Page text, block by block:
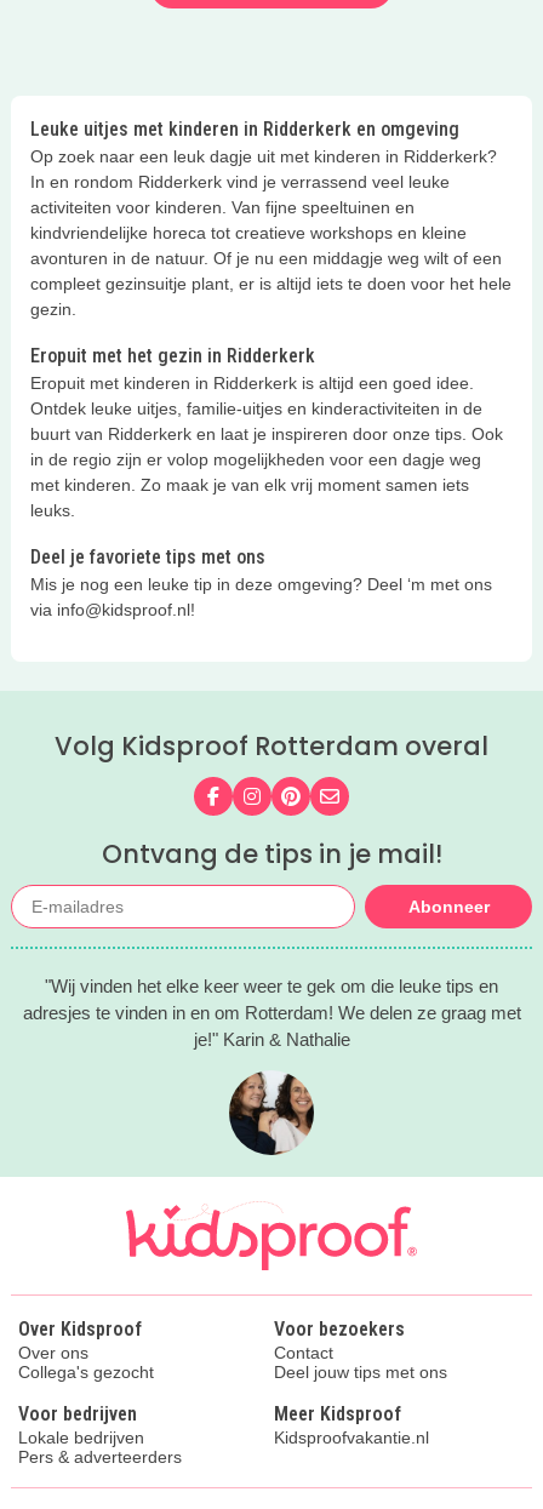
Leuke uitjes met kinderen in Ridderkerk en omgeving
Op zoek naar een leuk dagje uit met kinderen in Ridderkerk?
In en rondom Ridderkerk vind je verrassend veel leuke
activiteiten voor kinderen. Van fijne speeltuinen en
kindvriendelijke horeca tot creatieve workshops en kleine
avonturen in de natuur. Of je nu een middagje weg wilt of een
compleet gezinsuitje plant, er is altijd iets te doen voor het hele
gezin.
Eropuit met het gezin in Ridderkerk
Eropuit met kinderen in Ridderkerk is altijd een goed idee.
Ontdek leuke uitjes, familie-uitjes en kinderactiviteiten in de
buurt van Ridderkerk en laat je inspireren door onze tips. Ook
in de regio zijn er volop mogelijkheden voor een dagje weg
met kinderen. Zo maak je van elk vrij moment samen iets
leuks.
Deel je favoriete tips met ons
Mis je nog een leuke tip in deze omgeving? Deel ‘m met ons
via info@kidsproof.nl!
Volg Kidsproof Rotterdam overal
Volg ons op Facebook
Volg ons op Instagram
Volg ons op Pinterest
Mail ons
Ontvang de tips in je mail!
Abonneer
"Wij vinden het elke keer weer te gek om die leuke tips en
adresjes te vinden in en om Rotterdam! We delen ze graag met
je!" Karin & Nathalie
Over Kidsproof
Over ons
Collega's gezocht
Voor bezoekers
Contact
Deel jouw tips met ons
Voor bedrijven
Lokale bedrijven
Pers & adverteerders
Meer Kidsproof
Kidsproofvakantie.nl